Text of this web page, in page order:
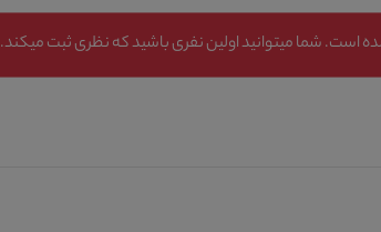
شما میتوانید اولین نفری باشید که نظری ثبت میکند.